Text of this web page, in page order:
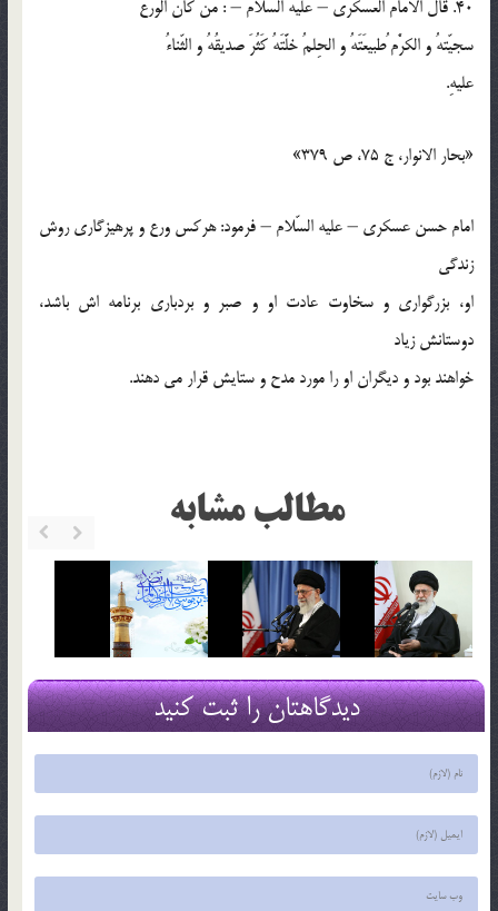
40. قال الامام العسكري – عليه السّلام – : مَنْ كانَ الوَرعُ
سجيّتهُ و الكرَْم ُطبيعَتَهُ و الحِلمُ خلَّتَهُ كَثُرَ صديقُهُ و الثّناءُ
عليهِ.
«بحار الانوار، ج 75، ص 379»
امام حسن عسكري – عليه السّلام – فرمود: هركس ورع و پرهيزگاري روش
زندگي
او، بزرگواري و سخاوت عادت او و صبر و بردباري برنامه اش باشد،
دوستانش زياد
خواهند بود و ديگران او را مورد مدح و ستايش قرار مي دهند.
مطالب مشابه
دیدگاهتان را ثبت کنید